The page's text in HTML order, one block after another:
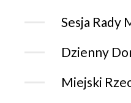
Sesja Rady
Dzienny
Miejski